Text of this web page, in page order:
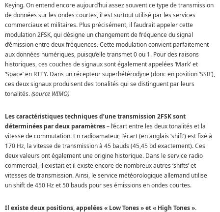
Keying. On entend encore aujourd’hui assez souvent ce type de transmission
de données sur les ondes courtes, il est surtout utilisé par les services
commerciaux et militaires. Plus précisément, il faudrait appeler cette
modulation 2FSK, qui désigne un changement de fréquence du signal
d’émission entre deux fréquences. Cette modulation convient parfaitement
aux données numériques, puisqu’elle transmet 0 ou 1. Pour des raisons
historiques, ces couches de signaux sont également appelées ‘Mark’ et
‘Space’ en RTTY. Dans un récepteur superhétérodyne (donc en position ‘SSB’),
ces deux signaux produisent des tonalités qui se distinguent par leurs
tonalités.(source WIMO)
Les caractéristiques techniques d’une transmission 2FSK sont
déterminées par deux paramètres– l’écart entre les deux tonalités et la
vitesse de commutation. En radioamateur, l’écart (en anglais ‘shift’) est fixé à
170 Hz, la vitesse de transmission à 45 bauds (45,45 bd exactement). Ces
deux valeurs ont également une origine historique. Dans le service radio
commercial, il existait et il existe encore de nombreux autres ‘shifts’ et
vitesses de transmission. Ainsi, le service météorologique allemand utilise
un shift de 450 Hz et 50 bauds pour ses émissions en ondes courtes.
Il existe deux positions, appelées « Low Tones » et « High Tones ».